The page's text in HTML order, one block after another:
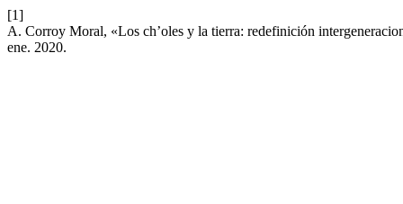
[1]
A. Corroy Moral, «Los ch’oles y la tierra: redefinición
ene. 2020.